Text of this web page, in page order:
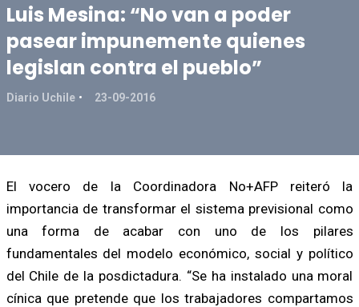
Luis Mesina: “No van a poder
pasear impunemente quienes
legislan contra el pueblo”
Diario Uchile 23-09-2016
El vocero de la Coordinadora No+AFP reiteró la
importancia de transformar el sistema previsional como
una forma de acabar con uno de los pilares
fundamentales del modelo económico, social y político
del Chile de la posdictadura. “Se ha instalado una moral
cínica que pretende que los trabajadores compartamos